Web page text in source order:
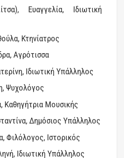
Ευαγγελία, Ιδιωτική
Κτηνίατρος
Αγρότισσα
Ιδιωτική Υπάλληλος
Ψυχολόγος
Καθηγήτρια Μουσικής
Δημόσιος Υπάλληλος
Φιλόλογος, Ιστορικός
Ιδιωτική Υπάλληλος